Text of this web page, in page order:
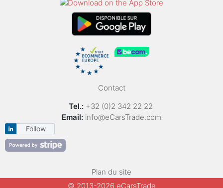
Contact
Tel.: +32 (0)2 342 22 22
Email: info@eCarsTrade.com
Follow
Plan du site
© 2013-2026 eCarsTrade